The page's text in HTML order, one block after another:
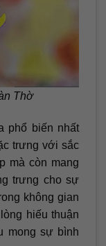
Thờ
phổ biến nhất
trưng với sắc
mà còn mang
trưng cho sự
không gian
hiếu thuận
mong sự bình